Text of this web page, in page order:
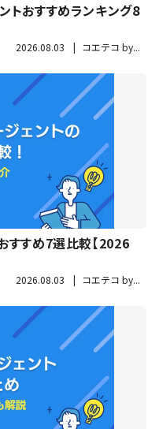
トおすすめランキング8
2026.08.03 コエテコ by...
すすめ7選比較【2026
2026.08.03 コエテコ by...